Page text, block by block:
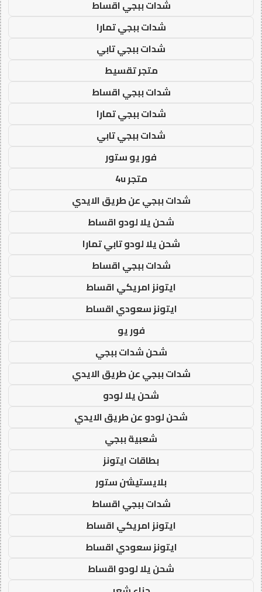
شدات ببجي اقساط
شدات ببجي تمارا
شدات ببجي تابي
متجر تقسيط
شدات ببجي اقساط
شدات ببجي تمارا
شدات ببجي تابي
فور يو ستور
متجر 4u
شدات ببجي عن طريق الايدي
شحن يلا لودو اقساط
شحن يلا لودو تابي تمارا
شدات ببجي اقساط
ايتونز امريكي اقساط
ايتونز سعودي اقساط
فور يو
شحن شدات ببجي
شدات ببجي عن طريق الايدي
شحن يلا لودو
شحن لودو عن طريق الايدي
شعبية ببجي
بطاقات ايتونز
بلايستيشن ستور
شدات ببجي اقساط
ايتونز امريكي اقساط
ايتونز سعودي اقساط
شحن يلا لودو اقساط